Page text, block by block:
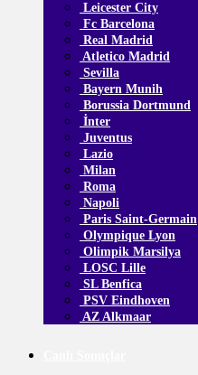
Leicester City
Fc Barcelona
Real Madrid
Atletico Madrid
Sevilla
Bayern Munih
Borussia Dortmund
İnter
Juventus
Lazio
Milan
Roma
Napoli
Paris Saint-Germain
Olympique Lyon
Olimpik Marsilya
LOSC Lille
SL Benfica
PSV Eindhoven
AZ Alkmaar